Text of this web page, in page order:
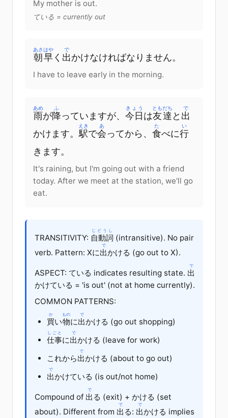
My mother is out.
ている = currently out
朝
あさ
早
はや
く 出
で
かけなければなりません。
I have to leave early in the morning.
雨
あめ
が降
ふ
っていますが、 今日
きょう
は友達
ともだち
と 出
で
かけます。 駅
えき
で会
あ
ってから 、 食
た
べに行
い
きます。
It's raining, but I'm going out with a friend
today. After we meet at the station, we'll go
eat.
TRANSITIVITY: 自動詞
じどうし
(intransitive). No pair
verb. Pattern: Xに出
で
かける (go out to X).
ASPECT: ている indicates resulting state. 出
で
かけている = 'is out' (not at home currently).
COMMON PATTERNS:
買
か
い物
もの
に出
で
かける (go out shopping)
仕事
しごと
に出
で
かける (leave for work)
これから出
で
かける (about to go out)
出
で
かけている (is out/not home)
Compound of 出
で
る (exit) + かける (set
about). Different from 出
で
る: 出
で
かける implies